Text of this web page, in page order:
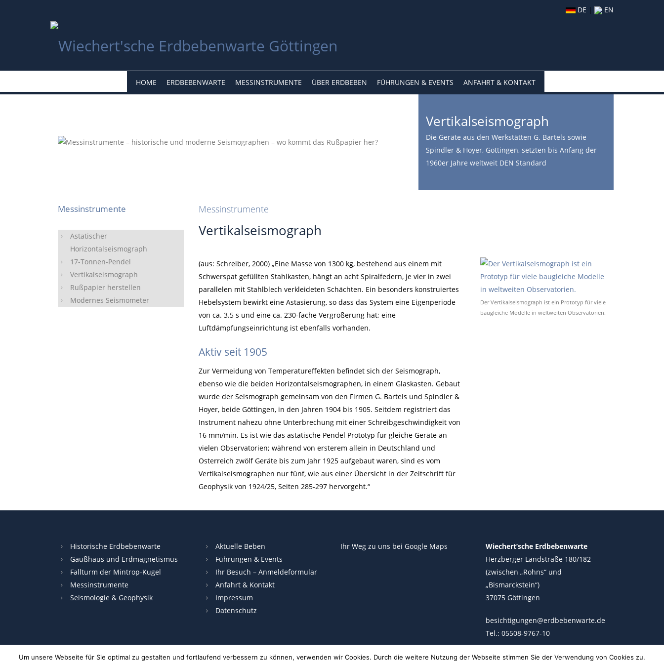
DE | EN
HOME ERDBEBENWARTE MESSINSTRUMENTE ÜBER ERDBEBEN FÜHRUNGEN & EVENTS ANFAHRT & KONTAKT
Vertikalseismograph
Die Geräte aus den Werkstätten G. Bartels sowie
Spindler & Hoyer, Göttingen, setzten bis Anfang der
1960er Jahre weltweit DEN Standard
Messinstrumente
Astatischer
Horizontalseismograph
17-Tonnen-Pendel
Vertikalseismograph
Rußpapier herstellen
Modernes Seismometer
Messinstrumente
Vertikalseismograph
(aus: Schreiber, 2000) „Eine Masse von 1300 kg, bestehend aus einem mit
Schwerspat gefüllten Stahlkasten, hängt an acht Spiralfedern, je vier in zwei
parallelen mit Stahlblech verkleideten Schächten. Ein besonders konstruiertes
Hebelsystem bewirkt eine Astasierung, so dass das System eine Eigenperiode
von ca. 3.5 s und eine ca. 230-fache Vergrößerung hat; eine
Luftdämpfungseinrichtung ist ebenfalls vorhanden.
Aktiv seit 1905
Zur Vermeidung von Temperatureffekten befindet sich der Seismograph,
ebenso wie die beiden Horizontalseismographen, in einem Glaskasten. Gebaut
wurde der Seismograph gemeinsam von den Firmen G. Bartels und Spindler &
Hoyer, beide Göttingen, in den Jahren 1904 bis 1905. Seitdem registriert das
Instrument nahezu ohne Unterbrechung mit einer Schreibgeschwindigkeit von
16 mm/min. Es ist wie das astatische Pendel Prototyp für gleiche Geräte an
vielen Observatorien; während von ersterem allein in Deutschland und
Osterreich zwölf Geräte bis zum Jahr 1925 aufgebaut waren, sind es vom
Vertikalseismographen nur fünf, wie aus einer Übersicht in der Zeitschrift für
Geophysik von 1924/25, Seiten 285-297 hervorgeht.“
Der Vertikalseismograph ist ein Prototyp für viele
baugleiche Modelle in weltweiten Observatorien.
Historische Erdbebenwarte
Gaußhaus und Erdmagnetismus
Fallturm der Mintrop-Kugel
Messinstrumente
Seismologie & Geophysik
Aktuelle Beben
Führungen & Events
Ihr Besuch – Anmeldeformular
Anfahrt & Kontakt
Impressum
Datenschutz
Ihr Weg zu uns beiGoogle Maps
Wiechert’sche Erdbebenwarte
Herzberger Landstraße 180/182
(zwischen „Rohns“ und
„Bismarckstein“)
37075 Göttingen
besichtigungen@erdbebenwarte.de
Tel.: 05508-9767-10
Um unsere Webseite für Sie optimal zu gestalten und fortlaufend verbessern zu können, verwenden wir Cookies. Durch die weitere Nutzung der Webseite stimmen Sie der Verwendung von Cookies zu.